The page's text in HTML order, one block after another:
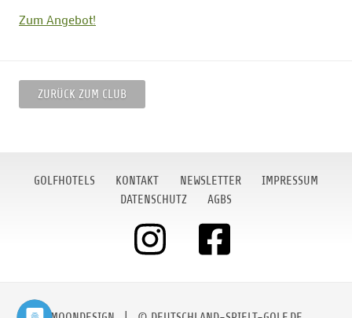
Zum Angebot!
ZURÜCK ZUM CLUB
GOLFHOTELS KONTAKT NEWSLETTER
IMPRESSUM
DATENSCHUTZ
AGBS